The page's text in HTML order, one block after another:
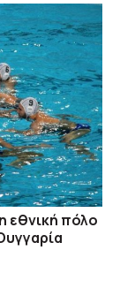
εθνική πόλο